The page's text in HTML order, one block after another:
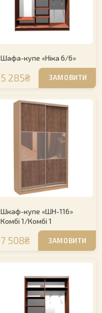
Шафа-купе «Ніка 6/6»
5 285₴ ЗАМОВИТИ
Шкаф-купе «ШН-116»
Комбі 1/Комбі 1
7 508₴ ЗАМОВИТИ